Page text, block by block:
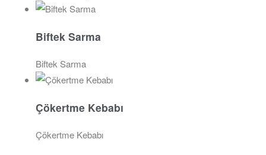
Biftek Sarma
Biftek Sarma
Çökertme Kebabı
Çökertme Kebabı